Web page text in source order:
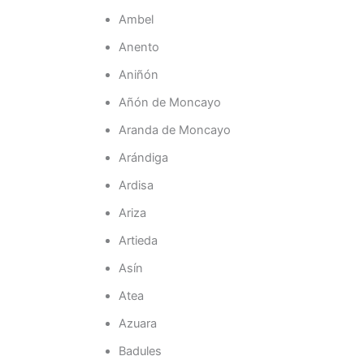
Ambel
Anento
Aniñón
Añón de Moncayo
Aranda de Moncayo
Arándiga
Ardisa
Ariza
Artieda
Asín
Atea
Azuara
Badules